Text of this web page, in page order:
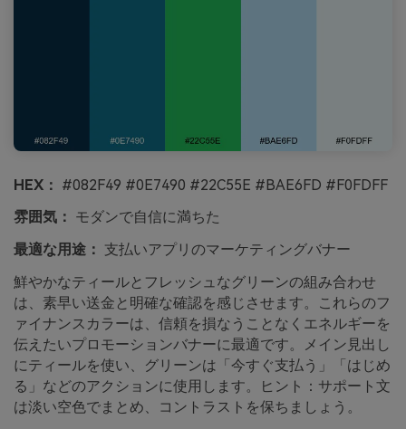
HEX： #082F49 #0E7490 #22C55E #BAE6FD #F0FDFF
雰囲気： モダンで自信に満ちた
最適な用途： 支払いアプリのマーケティングバナー
鮮やかなティールとフレッシュなグリーンの組み合わせ
は、素早い送金と明確な確認を感じさせます。これらのフ
ァイナンスカラーは、信頼を損なうことなくエネルギーを
伝えたいプロモーションバナーに最適です。メイン見出し
にティールを使い、グリーンは「今すぐ支払う」「はじめ
る」などのアクションに使用します。ヒント：サポート文
は淡い空色でまとめ、コントラストを保ちましょう。